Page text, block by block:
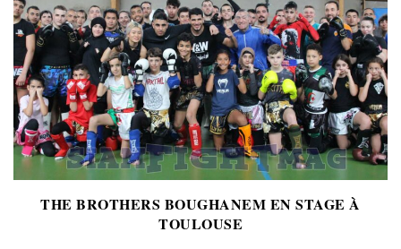
THE BROTHERS BOUGHANEM EN STAGE À
TOULOUSE